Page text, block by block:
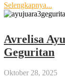
Selengkapnya...
Avrelisa
Geguritan
Oktober 28, 2025